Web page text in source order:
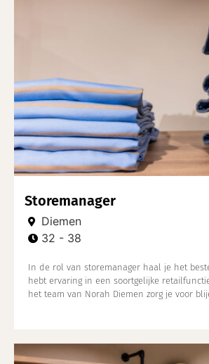
Storemanager
Diemen
32 - 38
In de rol van storemanager haal je het
hebt ervaring in een soortgelijke
het team van Norah Diemen zorg je voor